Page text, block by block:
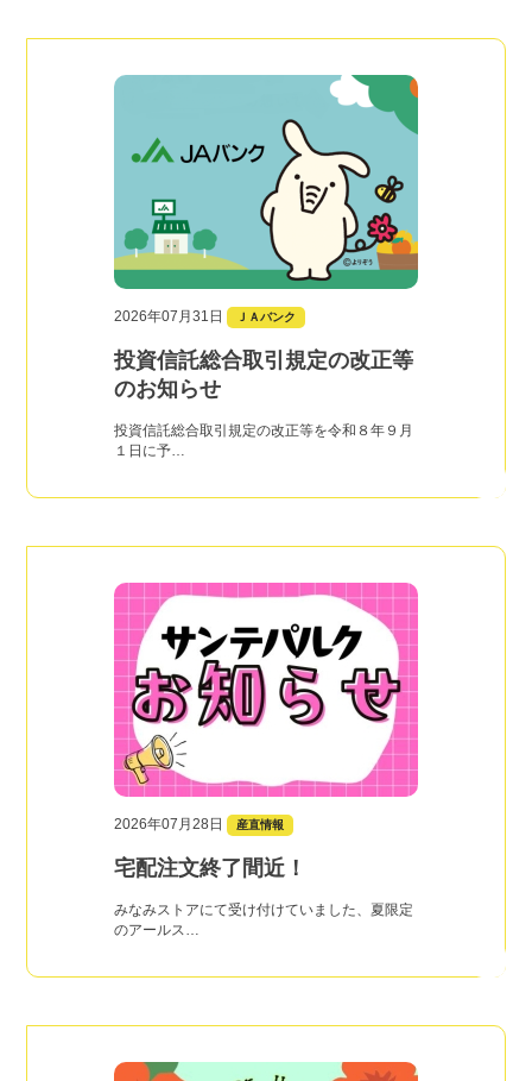
2026年07月31日 ＪＡバンク
投資信託総合取引規定の改正等
のお知らせ
投資信託総合取引規定の改正等を令和８年９月
１日に予…
2026年07月28日 産直情報
宅配注文終了間近！
みなみストアにて受け付けていました、夏限定
のアールス…